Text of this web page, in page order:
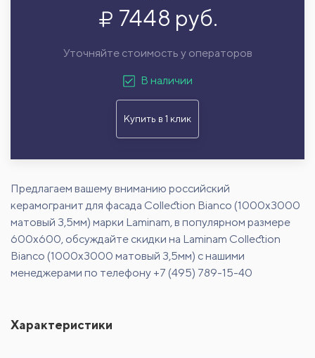
7448 руб.
Уточняйте стоимость у операторов
В наличии
Купить в 1 клик
Предлагаем вашему вниманию российский
керамогранит для фасада Collection Bianco (1000x3000
матовый 3,5мм) марки Laminam, в популярном размере
600х600, обсуждайте скидки на Laminam Collection
Bianco (1000x3000 матовый 3,5мм) с нашими
менеджерами по телефону +7 (495) 789-15-40
Характеристики